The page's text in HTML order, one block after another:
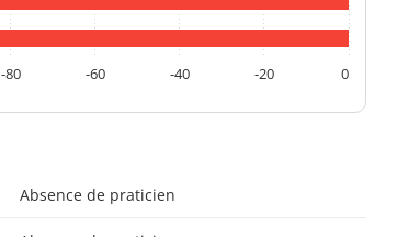
-80 -60 -40 -20 0
Absence de praticien